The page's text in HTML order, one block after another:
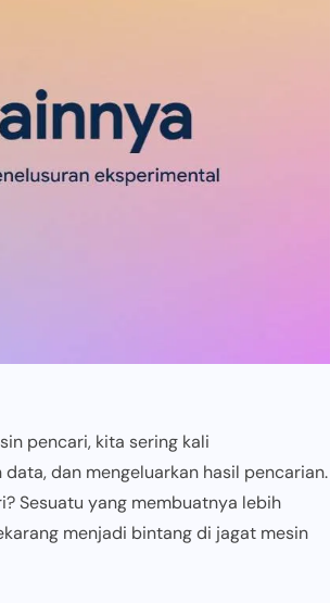
pencari, kita sering kali
dan mengeluarkan hasil pencarian.
Sesuatu yang membuatnya lebih
menjadi bintang di jagat mesin